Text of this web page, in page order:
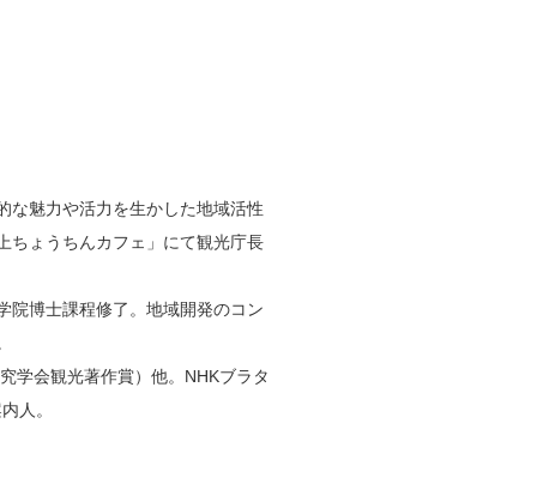
な魅力や活力を生かした地域活性
ちょうちんカフェ」にて観光庁長
院博士課程修了。地域開発のコン
学会観光著作賞）他。NHKブラタ
人。